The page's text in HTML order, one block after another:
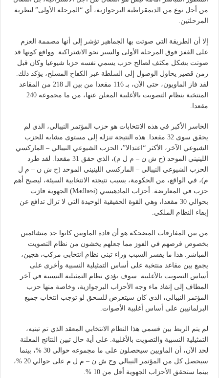
من أجل نوع من الديمقراطية البرجوازية، أي “المرحلة الأولى” لنظرية
المرحلتين.
إلا أن الطريقة التي صوتت بها الجماهير تؤشر إلى أنها مصممة العزم
على القفز فوق المرحلة الأولى والسير نحو الاشتراكية. وواقع كونها قد
صوتت بشكل مكثف لصالح حزب يسمي نفسه حزبا شيوعيا وكان قبل
زمن قصير يحاول الوصول إلى السلطة عبر الكفاح المسلح، يؤكد ذلك.
لقد فاز الماويون، حتى الآن، بـ 116 مقعدا من بين الـ 218 من المقاعد
المنتخبة بنظام التصويت بالأغلبية المعلن عنها، من ما مجموعه 240
مقعدا.
الخاسر الأكبر في هذه الانتخابات هو حزب المؤتمر النيبالي، الذي لم
يحقق سوى 32 مقعدا. هذه النتيجة تنزله إلى مستوى مشابه للحزب
الشيوعي الآخر، الأكثر “اعتدالا”، الحزب الشيوعي النيبالي – الماركسي
اللينيني الموحد (ح ش ن – م ل م)، الذي حقق 31 مقعدا. لقد طرد
الحزب الشيوعي النيبالي – الماركسي اللينيني الموحد (ح ش ن – م ل
م)، في الواقع، من الحكومة، بسبب نتيجته الانتخابية السيئة، ليصبح أهم
حزب في المعارضة. أحزاب المادهيسي (Madhesi) الجهوية فازت
بحوالي 30 مقعدا، وهي القوة الحقيقية الوحيدة التي لا تزال تدافع عن
إبقاء النظام الملكي.
من بين المفارقات المضحكة هو أن قادة الماويين كانوا جد متشائمين
بخصوص فرصهم في الفوز مما جعلهم يخشون من نظام التصويت
المباشر. هذا ما يفسر السبب وراء تبني نظام انتخابي مركب، هجين،
يجمع بين مقاعد منتخبة على أساس التمثيلية النسبية وأخرى على
أساس التصويت بالأغلبية. سوف يؤدي نظام التمثيلية النسبية في آخر
المطاف إلى إنقاذ ماء وجه الأحزاب البرجوازية، وخاصة منها حزب
المؤتمر النيبالي، الذي كان سيتعرض للسحق لو توجب انتخاب جميع
البرلمانيين على أساس أغلبية الأصوات.
لم يتم الربط بين قسمي هذا النظام الانتخابي المعقد الذي تم تبنيه،
التمثيلية النسبية والتصويت بالأغلبية. على أية حال تبين النتائج المعلنة
لحد الآن، أن الماويين سيحصلون على ما مجموعه حوالي 30 %، بينما
سيحصل كل من المؤتمر النيبالي وح ش ن – م ل م على حوالي 20 %،
بينما ستحقق الأحزاب الجهوية أقل من 10 %.